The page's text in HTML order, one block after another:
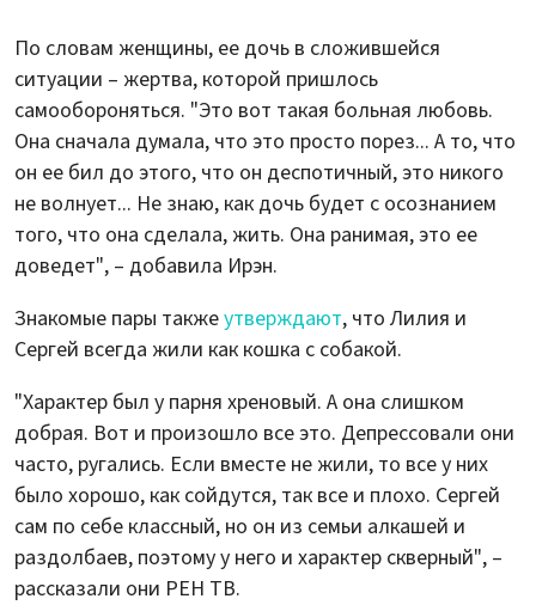
По словам женщины, ее дочь в сложившейся
ситуации – жертва, которой пришлось
самообороняться. "Это вот такая больная любовь.
Она сначала думала, что это просто порез... А то, что
он ее бил до этого, что он деспотичный, это никого
не волнует... Не знаю, как дочь будет с осознанием
того, что она сделала, жить. Она ранимая, это ее
доведет", – добавила Ирэн.
Знакомые пары такжеутверждают, что Лилия и
Сергей всегда жили как кошка с собакой.
"Характер был у парня хреновый. А она слишком
добрая. Вот и произошло все это. Депрессовали они
часто, ругались. Если вместе не жили, то все у них
было хорошо, как сойдутся, так все и плохо. Сергей
сам по себе классный, но он из семьи алкашей и
раздолбаев, поэтому у него и характер скверный", –
рассказали они РЕН ТВ.